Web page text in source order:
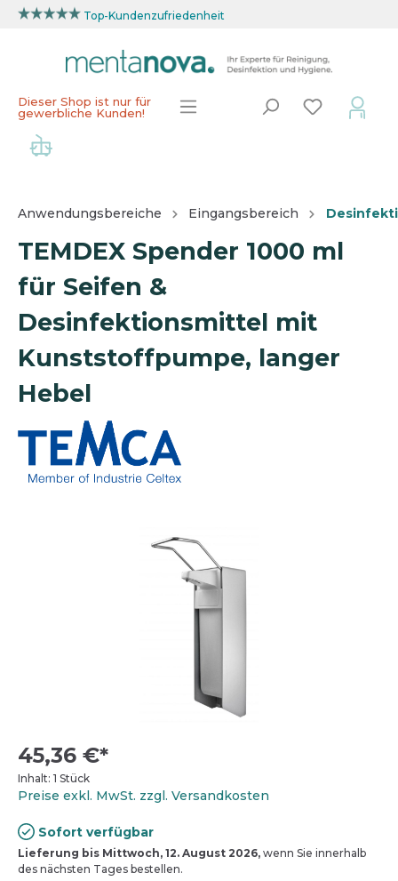
Top-Kundenzufriedenheit
Dieser Shop ist nur für
gewerbliche Kunden!
Anwendungsbereiche Eingangsbereich
TEMDEX Spender 1000 ml
für Seifen &
Desinfektionsmittel mit
Kunststoffpumpe, langer
Hebel
45,36 €*
Inhalt: 1 Stück
Preise exkl. MwSt. zzgl. Versandkosten
Sofort verfügbar
Lieferung bis Mittwoch, 12. August 2026, wenn Sie innerhalb
des nächsten Tages bestellen.